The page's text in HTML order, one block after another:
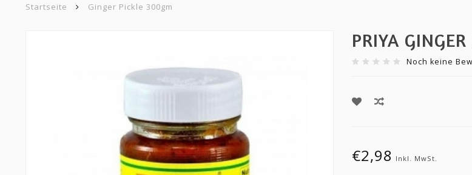
Startseite Ginger Pickle 300gm
PRIYA
Noch keine
€2,98 Inkl. MwSt.